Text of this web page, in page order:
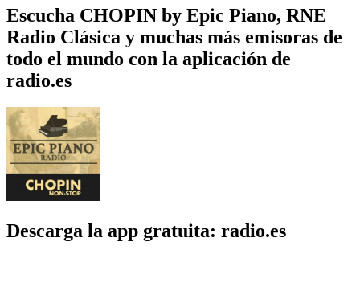
Escucha CHOPIN by Epic Piano, RNE
Radio Clásica y muchas más emisoras de
todo el mundo con la aplicación de
radio.es
Descarga la app gratuita: radio.es